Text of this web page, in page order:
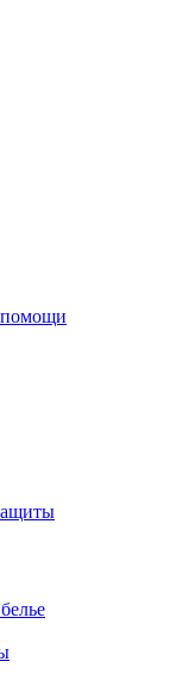
помощи